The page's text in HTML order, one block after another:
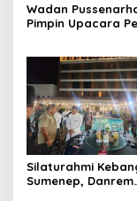
Wadan
Pimpin Upacara
Pusdikarhanud
Silaturahmi
Sumenep, Danrem